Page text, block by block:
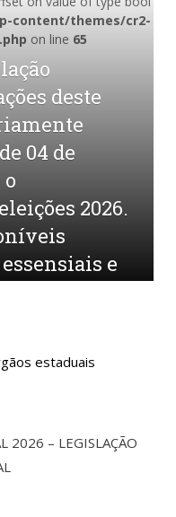
content/themes/cr2-
on line 65
deste
04 de
2026.
e
2026 – LEGISLAÇÃO